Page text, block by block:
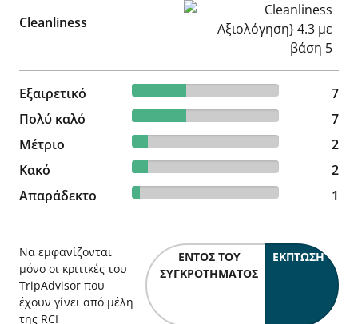
Cleanliness
Cleanliness Αξιολόγηση}
Εξαιρετικό 36.84% reviewed Εξαιρετικό
7 reviews
7
Πολύ καλό
36.84% reviewed Πολύ καλό
7 reviews
7
Μέτριο
10.53% reviewed Μέτριο
2 reviews
2
Κακό
10.53% reviewed Κακό
2 reviews
2
Απαράδεκτο
5.26% reviewed Απαράδεκτο
1 reviews 1
Να εμφανίζονται
μόνο οι κριτικές του
TripAdvisor που
έχουν γίνει από μέλη
της RCI
ΕΝΤΌΣ ΤΟΥ
ΣΥΓΚΡΟΤΉΜΑΤΟΣ
ΈΚΠΤΩΣΗ